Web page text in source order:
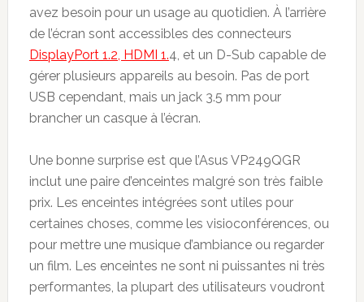
avez besoin pour un usage au quotidien. À l’arrière
de l’écran sont accessibles des connecteurs
DisplayPort 1.2, HDMI 1.4, et un D-Sub capable de
gérer plusieurs appareils au besoin. Pas de port
USB cependant, mais un jack 3.5 mm pour
brancher un casque à l’écran.
Une bonne surprise est que l’Asus VP249QGR
inclut une paire d’enceintes malgré son très faible
prix. Les enceintes intégrées sont utiles pour
certaines choses, comme les visioconférences, ou
pour mettre une musique d’ambiance ou regarder
un film. Les enceintes ne sont ni puissantes ni très
performantes, la plupart des utilisateurs voudront